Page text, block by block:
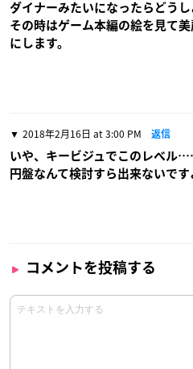
ダイナーみたいになったらどう
その時はゲーム本編の絵を見て
にします。
2018年2月16日 at 3:00 PM 返信
いや、キービジュでこのレベル
円盤なんて検討すら出来ないです
コメントを投稿する